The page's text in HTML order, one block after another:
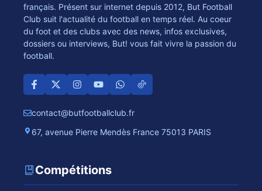
français. Présent sur internet depuis 2012, But Football
Club suit l'actualité du football en temps réel. Au coeur
du foot et des clubs avec des news, infos exclusives,
dossiers ou interviews, But! vous fait vivre la passion du
football.
contact@butfootballclub.fr
67, avenue Pierre Mendès France 75013 PARIS
Compétitions